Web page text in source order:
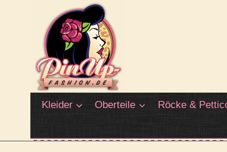
springen
Kleider Oberteile Röcke &